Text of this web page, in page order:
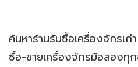
ค้นหาร้านรับซื้อเครื่องจักรเก่
ซื้อ-ขายเครื่องจักรมือสองทุ